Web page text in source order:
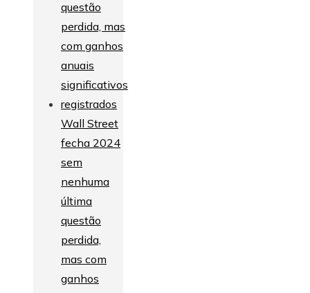
Wall Street
fecha 2024
sem
nenhuma
última
questão
perdida,
mas com
ganhos